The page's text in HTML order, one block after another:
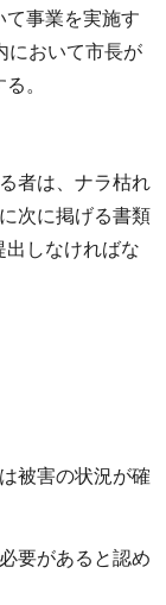
て事業を実施す
において市長が
。
者は、ナラ枯れ
次に掲げる書類
出しなければな
被害の状況が確
要があると認め